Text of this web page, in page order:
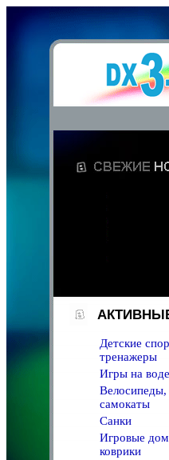
Детские
тренажеры
Игры на воде
Велосипеды,
самокаты
Санки
Игровые
коврики